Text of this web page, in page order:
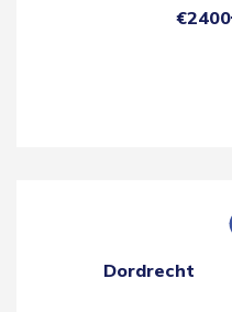
€2400
Dordrecht